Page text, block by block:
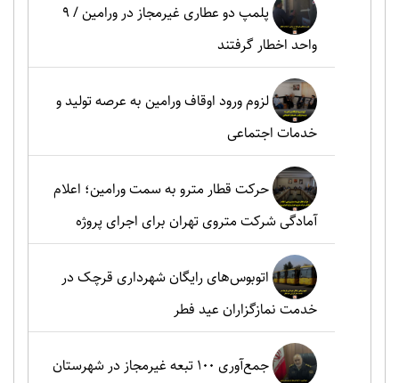
پلمپ دو عطاری غیرمجاز در ورامین / ۹
واحد اخطار گرفتند
لزوم ورود اوقاف ورامین به عرصه تولید و
خدمات اجتماعی
حرکت قطار مترو به سمت ورامین؛ اعلام
آمادگی شرکت متروی تهران برای اجرای پروژه
اتوبوس‌های رایگان شهرداری قرچک در
خدمت نمازگزاران عید فطر
جمع‌آوری ۱۰۰ تبعه غیرمجاز در شهرستان